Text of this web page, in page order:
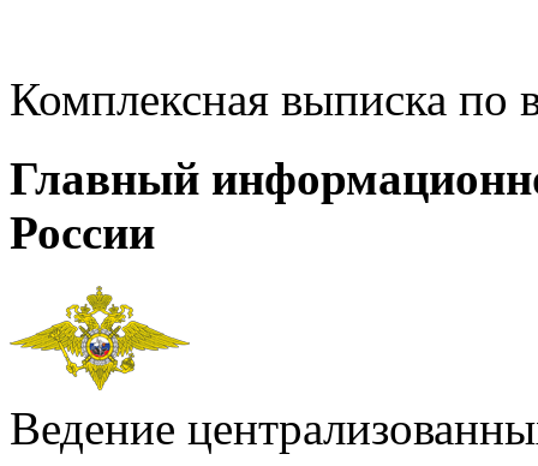
Комплексная выписка
Главный
России
Ведение